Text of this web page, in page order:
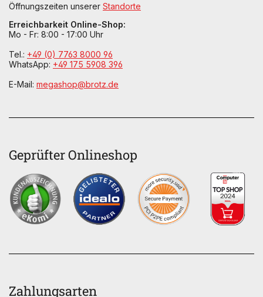
Öffnungszeiten unserer Standorte
Erreichbarkeit Online-Shop:
Mo - Fr: 8:00 - 17:00 Uhr
Tel.: +49 (0) 7763 8000 96
WhatsApp: +49 175 5908 396
E-Mail: megashop@brotz.de
Geprüfter Onlineshop
Zahlungsarten